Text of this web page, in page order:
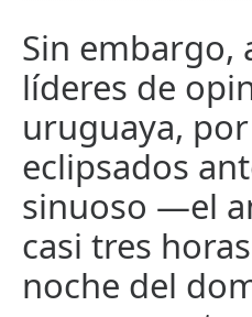
Sin embargo,
líderes de
uruguaya,
eclipsados
sinuoso —el
casi tres
noche del